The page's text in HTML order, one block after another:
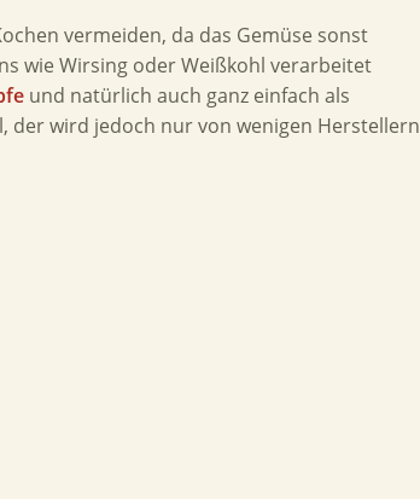
vermeiden, da das Gemüse sonst
wie Wirsing oder Weißkohl verarbeitet
und natürlich auch ganz einfach als
der wird jedoch nur von wenigen Herstellern